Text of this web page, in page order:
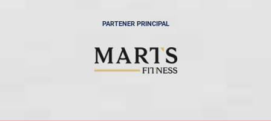
PARTENER PRINCIPAL